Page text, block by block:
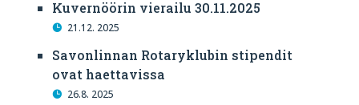
Kuvernöörin vierailu 30.11.2025
21.12. 2025
Savonlinnan Rotaryklubin stipendit
ovat haettavissa
26.8. 2025